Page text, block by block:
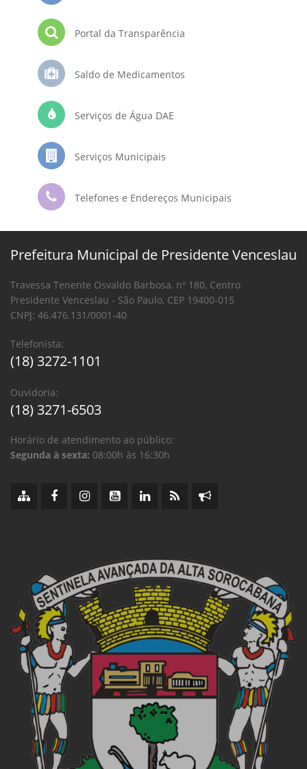
Portal da Transparência
Saldo de Medicamentos
Serviços de Água DAE
Serviços Municipais
Telefones e Endereços Municipais
Prefeitura Municipal de Presidente Venceslau
Travessa Tenente Osvaldo Barbosa, nº 180, Centro
Presidente Venceslau - São Paulo, CEP 19400-015
CNPJ: 46.476.131/0001-40
Telefonista:
(18) 3272-1101
Ouvidoria:
(18) 3271-6503
Horário de atendimento ao público:
Segunda à sexta: 08:00h às 16:30h